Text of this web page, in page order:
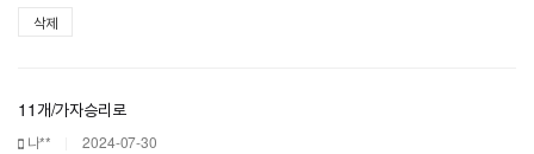
삭제
11개/가자승리로
나** 2024-07-30